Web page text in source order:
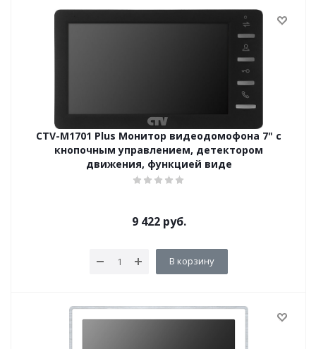
CTV-M1701 Plus Монитор видеодомофона 7" с
кнопочным управлением, детектором
движения, функцией виде
9 422руб.
В корзину